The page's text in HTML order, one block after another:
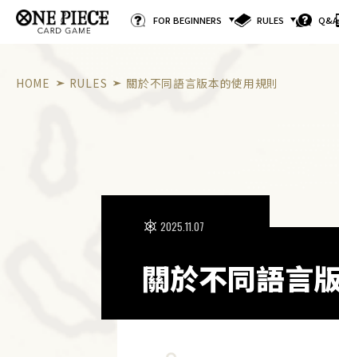
FOR BEGINNERS RULES Q&A
HOME RULES 關於不同語言版本的使用規則
關於不同語言
2025.11.07